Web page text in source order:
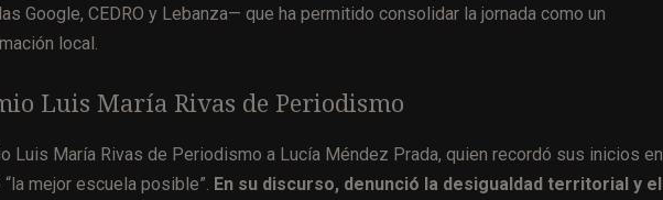
Google, CEDRO y Lebanza— que ha permitido consolidar la jornada como un
local.
Luis María Rivas de Periodismo
Luis María Rivas de Periodismo a Lucía Méndez Prada, quien recordó sus inicios en
mejor escuela posible”. En su discurso, denunció la desigualdad territorial y el